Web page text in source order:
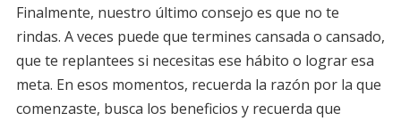
Finalmente, nuestro último consejo es que no te
rindas. A veces puede que termines cansada o cansado,
que te replantees si necesitas ese hábito o lograr esa
meta. En esos momentos, recuerda la razón por la que
comenzaste, busca los beneficios y recuerda que